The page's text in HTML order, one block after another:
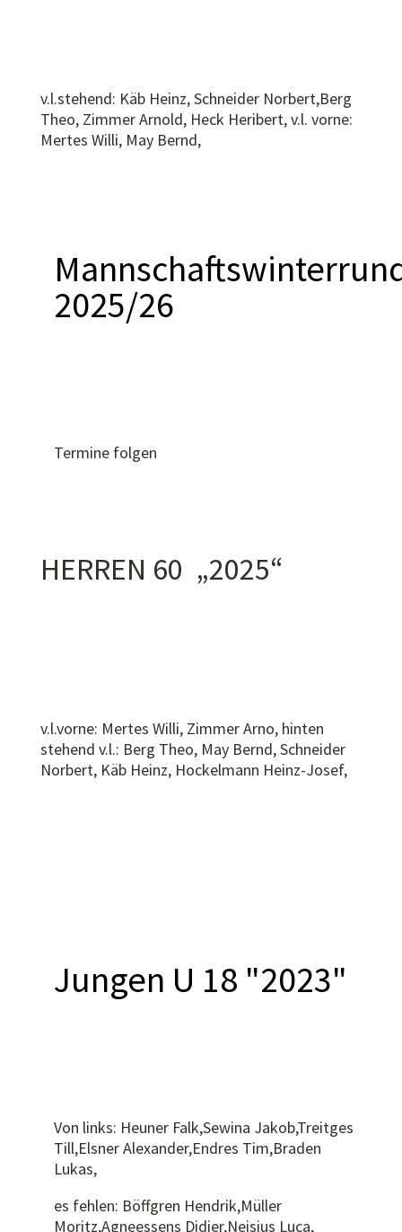
v.l.stehend: Käb Heinz, Schneider Norbert,Berg
Theo, Zimmer Arnold, Heck Heribert, v.l. vorne:
Mertes Willi, May Bernd,
2025/26
Termine folgen
HERREN 60 „2025“
v.l.vorne: Mertes Willi, Zimmer Arno, hinten
stehend v.l.: Berg Theo, May Bernd, Schneider
Norbert, Käb Heinz, Hockelmann Heinz-Josef,
Jungen U 18 "2023"
Von links: Heuner Falk,Sewina Jakob,Treitges
Till,Elsner Alexander,Endres Tim,Braden
Lukas,
es fehlen: Böffgren Hendrik,Müller
Moritz,Agneessens Didier,Neisius Luca,